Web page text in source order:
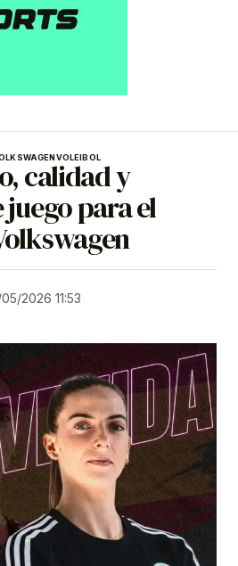
VOLEIBOL
calidad y
para el
2026 11:53